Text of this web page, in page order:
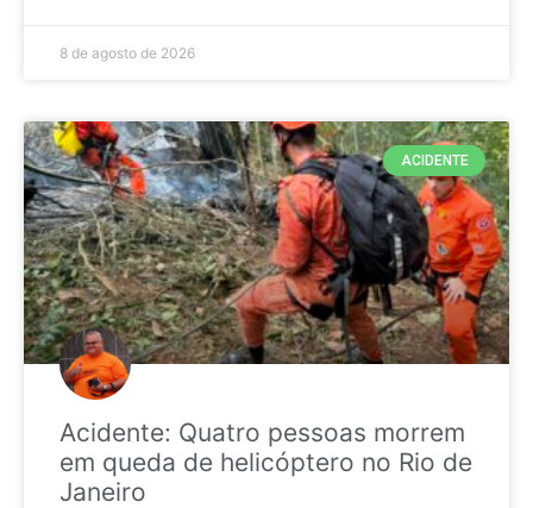
8 de agosto de 2026
ACIDENTE
Acidente: Quatro pessoas morrem
em queda de helicóptero no Rio de
Janeiro